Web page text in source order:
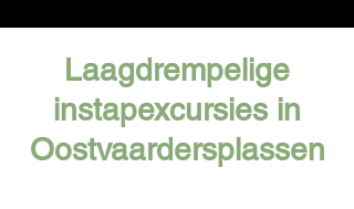
Laagdrempelige
instapexcursies in
Oostvaardersplassen